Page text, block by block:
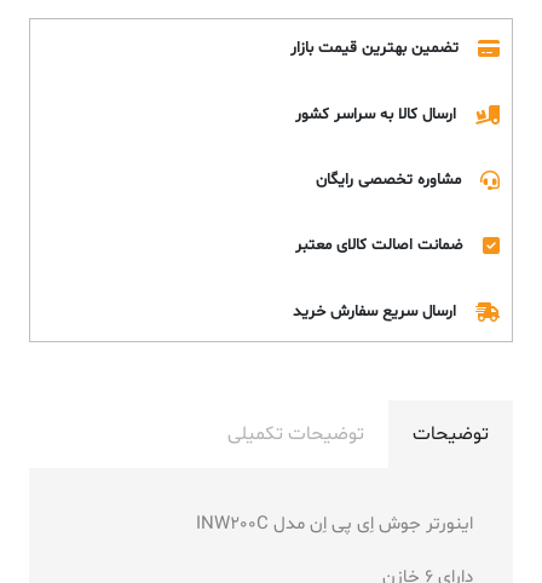
تضمین بهترین قیمت بازار
ارسال کالا به سراسر کشور
مشاوره تخصصی رایگان
ضمانت اصالت کالای معتبر
ارسال سریع سفارش خرید
توضیحات توضیحات تکمیلی
اینورتر جوش اِی پی اِن مدل INW200C
دارای 6 خازن